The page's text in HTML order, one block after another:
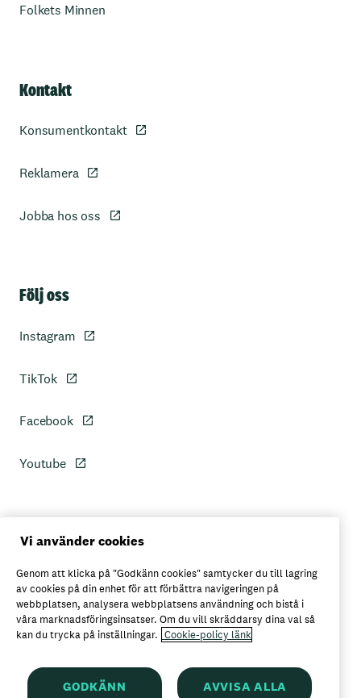
Folkets Minnen
Kontakt
Konsumentkontakt
Reklamera
Jobba hos oss
Följ oss
Instagram
TikTok
Facebook
Youtube
Personuppgiftspolicy
Axfoods integritetspolicy
Här kan du köpa Garant
Vi använder cookies
Genom att klicka på "Godkänn cookies" samtycker du till lagring
av cookies på din enhet för att förbättra navigeringen på
webbplatsen, analysera webbplatsens användning och bistå i
våra marknadsföringsinsatser. Om du vill skräddarsy dina val så
kan du trycka på inställningar. Cookie-policy länk
GODKÄNN
AVVISA ALLA